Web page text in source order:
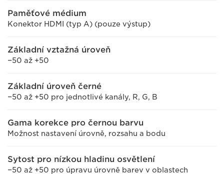
Paměťové médium
Konektor HDMI (typ A) (pouze výstup)
Základní vztažná úroveň
−50 až +50
Základní úroveň černé
−50 až +50 pro jednotlivé kanály, R, G, B
Gama korekce pro černou barvu
Možnost nastavení úrovně, rozsahu a bodu
Sytost pro nízkou hladinu osvětlení
−50 až +50 pro úpravu úrovně barev v oblastech